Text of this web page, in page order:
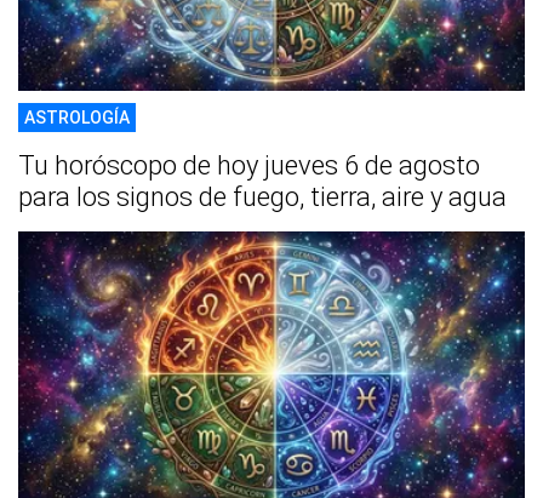
ASTROLOGÍA
Tu horóscopo de hoy jueves 6 de agosto
para los signos de fuego, tierra, aire y agua